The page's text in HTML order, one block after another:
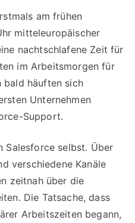
am frühen
mitteleuropäischer
nachtschlafene Zeit für
im Arbeitsmorgen für
bald häuften sich
Unternehmen
Support.
Salesforce selbst. Über
verschiedene Kanäle
zeitnah über die
Die Tatsache, dass
Arbeitszeiten begann,